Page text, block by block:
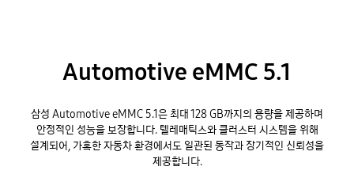
Automotive eMMC 5.1
삼성 Automotive eMMC 5.1은 최대 128 GB까지의 용량을 제공하며
안정적인 성능을 보장합니다. 텔레매틱스와 클러스터 시스템을 위해
설계되어, 가혹한 자동차 환경에서도 일관된 동작과 장기적인 신뢰성을
제공합니다.